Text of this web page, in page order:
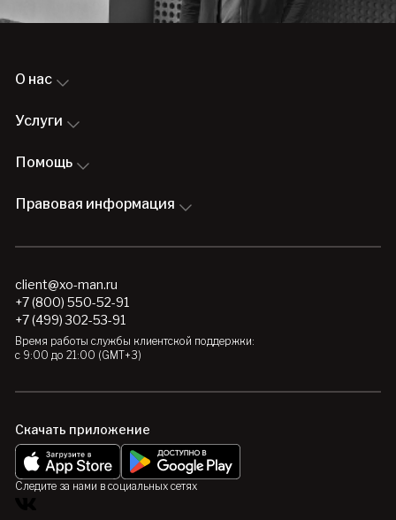
О нас
Услуги
Помощь
Правовая информация
client@xo-man.ru
+7 (800) 550-52-91
+7 (499) 302-53-91
Время работы службы клиентской поддержки:
с 9:00 до 21:00 (GMT+3)
Скачать приложение
Следите за нами в социальных сетях